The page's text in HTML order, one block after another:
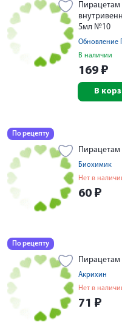
Пирацетам
5мл №10
Обновление
В наличии
169 ₽
В
По рецепту
Пирацетам
Биохимик
Нет в
60 ₽
По рецепту
Пирацетам
Акрихин
Нет в
71 ₽